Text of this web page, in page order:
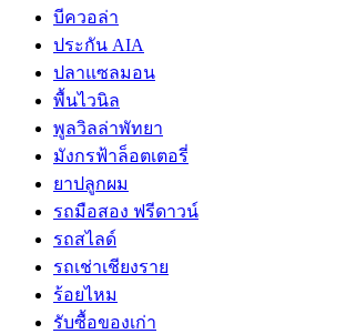
บีควอล่า
ประกัน AIA
ปลาแซลมอน
พื้นไวนิล
พูลวิลล่าพัทยา
มังกรฟ้าล็อตเตอรี่
ยาปลูกผม
รถมือสอง ฟรีดาวน์
รถสไลด์
รถเช่าเชียงราย
ร้อยไหม
รับซื้อของเก่า